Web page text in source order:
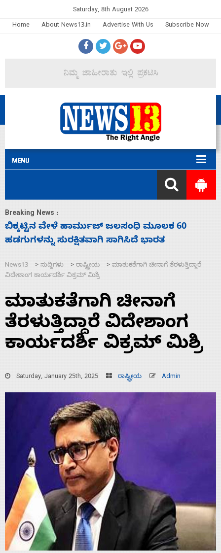
Saturday, 8th August 2026
Home
About News13.in Advertise With Us Subscribe Now
Breaking News :
ನಾಗೇಂದ್ರ ರಾಜೀನಾಮೆ ಕೊಡದಿದ್ದರೆ ಸದನ ನಡೆಸಲು
ಬಿಡೆವು: ಛಲವಾದಿ ನಾರಾಯಣಸ್ವಾಮಿ
News13 > ಸುದ್ದಿಗಳು > ರಾಷ್ಟ್ರೀಯ > ಮಾತುಕತೆಗಾಗಿ ಚೀನಾಗೆ ತೆರಳುತ್ತಿದ್ದಾರೆ
ವಿದೇಶಾಂಗ ಕಾರ್ಯದರ್ಶಿ ವಿಕ್ರಮ್ ಮಿಶ್ರಿ
ಮಾತುಕತೆಗಾಗಿ ಚೀನಾಗೆ
ತೆರಳುತ್ತಿದ್ದಾರೆ ವಿದೇಶಾಂಗ
ಕಾರ್ಯದರ್ಶಿ ವಿಕ್ರಮ್ ಮಿಶ್ರಿ
Saturday, January 25th, 2025 ರಾಷ್ಟ್ರೀಯ Admin